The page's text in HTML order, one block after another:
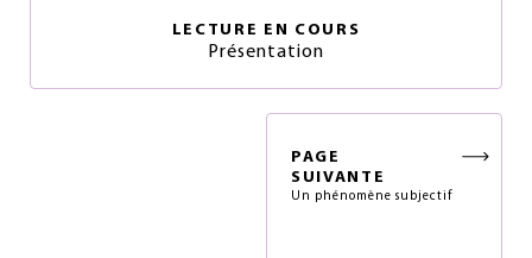
LECTURE EN COURS
Présentation
PAGE
SUIVANTE
Un phénomène subjectif